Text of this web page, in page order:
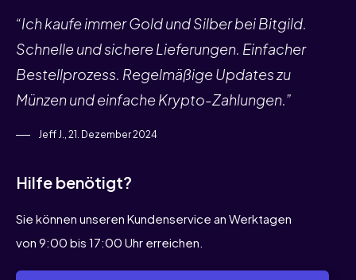
“Ich kaufe immer Gold und Silber bei Bitgild.
Schnelle und sichere Lieferungen. Einfacher
Bestellprozess. Regelmäßige Updates zu
Münzen und einfache Krypto-Zahlungen.”
Jeff J., 21. Dezember 2024
Hilfe benötigt?
Sie können unseren Kundenservice an Werktagen
von 9:00 bis 17:00 Uhr erreichen.